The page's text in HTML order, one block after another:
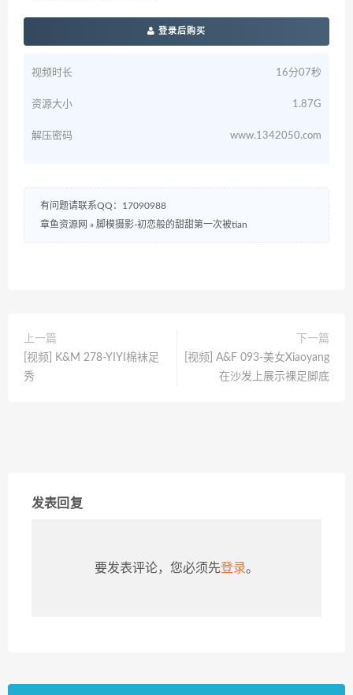
登录后购买
视频时长 16分07秒
资源大小 1.87G
解压密码 www.1342050.com
有问题请联系QQ：17090988
章鱼资源网 » 脚模摄影-初恋般的甜甜第一次被tian
上一篇
[视频] K&M 278-YIYI棉袜足
秀
下一篇
[视频] A&F 093-美女Xiaoyang
在沙发上展示裸足脚底
发表回复
要发表评论，您必须先登录。